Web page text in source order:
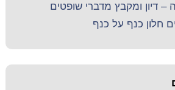
– דיון ומקבץ מדברי שופטים
חלון כנף על כנף